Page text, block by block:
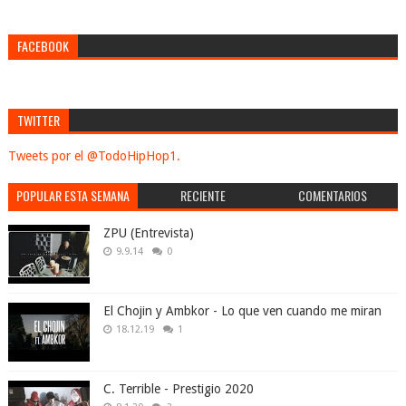
FACEBOOK
TWITTER
Tweets por el @TodoHipHop1.
POPULAR ESTA SEMANA RECIENTE COMENTARIOS
ZPU (Entrevista)
9.9.14 0
El Chojin y Ambkor - Lo que ven cuando me miran
18.12.19 1
C. Terrible - Prestigio 2020